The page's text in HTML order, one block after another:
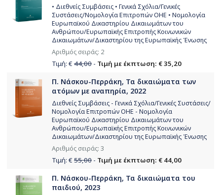
• Διεθνείς Συμβάσεις • Γενικά Σχόλια/Γενικές
Συστάσεις/Νομολογία Επιτροπών ΟΗΕ • Νομολογία
Ευρωπαϊκού Δικαστηρίου Δικαιωμάτων του
Ανθρώπου/Ευρωπαϊκής Επιτροπής Κοινωνικών
Δικαιωμάτων/Δικαστηρίου της Ευρωπαϊκής Ένωσης
Αριθμός σειράς: 2
Τιμή: € 44,00 - Τιμή με έκπτωση: € 35,20
Π. Νάσκου-Περράκη, Τα δικαιώματα των
ατόμων με αναπηρία, 2022
Διεθνείς Συμβάσεις - Γενικά Σχόλια/Γενικές Συστάσεις/
Νομολογία Επιτροπών ΟΗΕ - Νομολογία
Ευρωπαϊκού Δικαστηρίου Δικαιωμάτων του
Ανθρώπου/Ευρωπαϊκής Επιτροπής Κοινωνικών
Δικαιωμάτων/Δικαστηρίου της Ευρωπαϊκής Ένωσης
Αριθμός σειράς: 3
Τιμή: € 55,00 - Τιμή με έκπτωση: € 44,00
Π. Νάσκου-Περράκη, Τα δικαιώματα του
παιδιού, 2023